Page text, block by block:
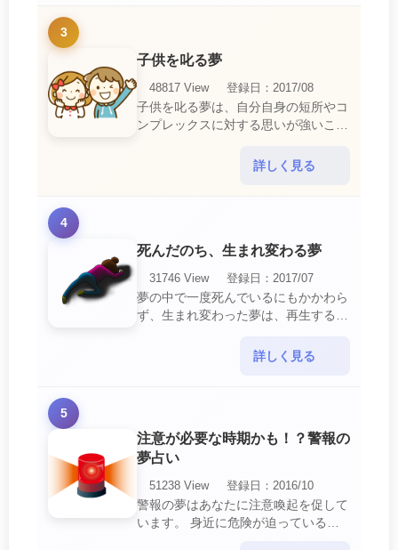
3
子供を叱る夢
48817 View
登録日：2017/08
子供を叱る夢は、自分自身の短所やコ
ンプレックスに対する思いが強いこと
短所やコンプレックスを的確に認識し
詳しく見る
4
死んだのち、生まれ変わる夢
31746 View
登録日：2017/07
夢の中で一度死んでいるにもかかわら
ず、生まれ変わった夢は、再生する夢
あなたに関するすべての運気が上昇し
詳しく見る
5
注意が必要な時期かも！？警報の
夢占い
51238 View
登録日：2016/10
警報の夢はあなたに注意喚起を促して
います。 身近に危険が迫っている暗